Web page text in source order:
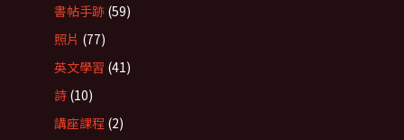
書帖手跡 (59)
照片 (77)
英文學習 (41)
詩 (10)
講座課程 (2)